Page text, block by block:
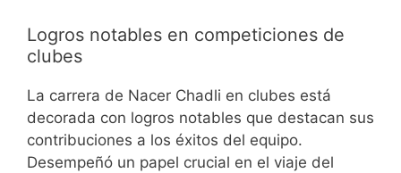
Logros notables en competiciones de
clubes
La carrera de Nacer Chadli en clubes está
decorada con logros notables que destacan sus
contribuciones a los éxitos del equipo.
Desempeñó un papel crucial en el viaje del